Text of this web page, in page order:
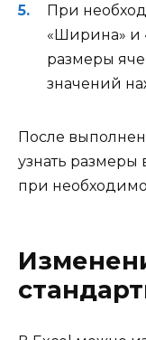
При
«Ширина» и
размеры
значений
После
узнать размеры
при